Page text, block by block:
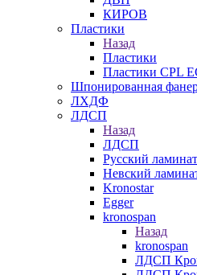
КИРОВ
Пластики
Назад
Пластики
Пластики CPL
Шпонированная
ЛХДФ
ЛДСП
Назад
ЛДСП
Русский ламинат
Невский
Kronostar
Egger
kronospan
Назад
kronospan
ЛДСП